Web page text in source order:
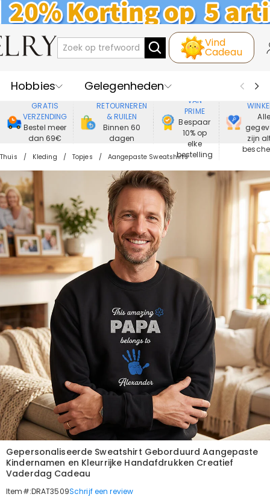
Vind
Cadeau
Hobbies
Gelegenheden
Recipienten
Best Verkochte
Nieuwe
Juwelen
Wonen&Leven
Kleding
GRATIS
VERZENDING
Bestel meer
dan 69€
RETOURNEREN
& RUILEN
Binnen 60
dagen
VAN
PRIME
Bespaar
10% op
elke
bestelling
Alle
zijn
Thuis Kleding Topjes Aangepaste Sweatshirts
Gepersonaliseerde Sweatshirt Geborduurd Aangepaste
Kindernamen en Kleurrijke Handafdrukken Creatief
Vaderdag Cadeau
Item#:DRAT3509Schrijf een review